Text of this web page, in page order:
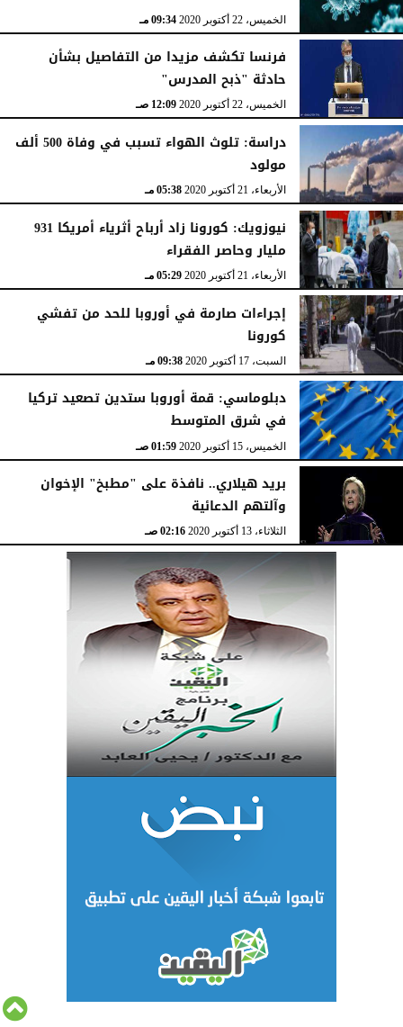
الخميس، 22 أكتوبر 2020 09:34 مـ
فرنسا تكشف مزيدا من التفاصيل بشأن
حادثة "ذبح المدرس"
الخميس، 22 أكتوبر 2020 12:09 صـ
دراسة: تلوث الهواء تسبب في وفاة 500 ألف
مولود
الأربعاء، 21 أكتوبر 2020 05:38 مـ
نيوزويك: كورونا زاد أرباح أثرياء أمريكا 931
مليار وحاصر الفقراء
الأربعاء، 21 أكتوبر 2020 05:29 مـ
إجراءات صارمة في أوروبا للحد من تفشي
كورونا
السبت، 17 أكتوبر 2020 09:38 مـ
دبلوماسي: قمة أوروبا ستدين تصعيد تركيا
في شرق المتوسط
الخميس، 15 أكتوبر 2020 01:59 صـ
بريد هيلاري.. نافذة على "مطبخ" الإخوان
وآلتهم الدعائية
الثلاثاء، 13 أكتوبر 2020 02:16 صـ